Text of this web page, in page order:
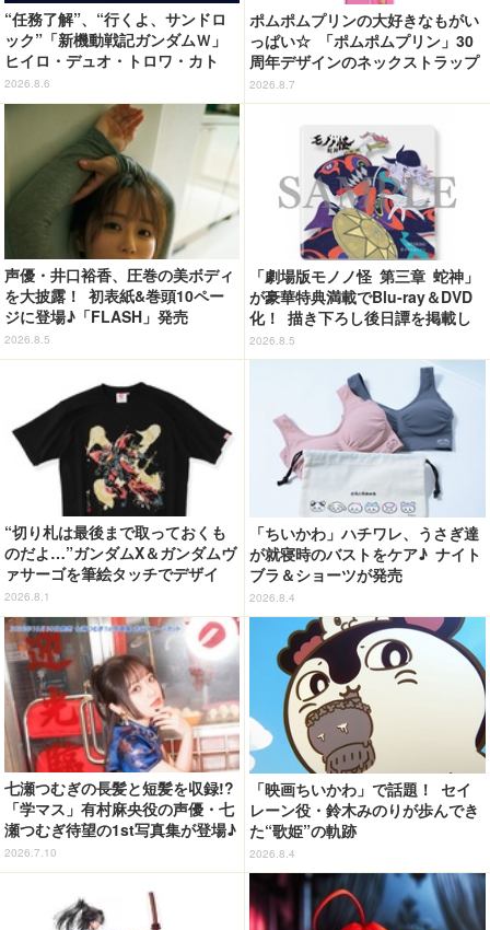
“任務了解”、“行くよ、サンドロ
ック”「新機動戦記ガンダムＷ」
ヒイロ・デュオ・トロワ・カト
ル・五飛の声がする…！ 新規録
り下ろしボイス搭載のワイヤレス
イヤホンが登場
2026.8.6
ポムポムプリンの大好きなもがい
っぱい☆ 「ポムポムプリン」30
周年デザインのネックストラップ
がカプセルトイに！ゲーム風デザ
イン全5種が登場♪
2026.8.7
声優・井口裕香、圧巻の美ボディ
を大披露！ 初表紙&巻頭10ペー
ジに登場♪「FLASH」発売
2026.8.5
「劇場版モノノ怪 第三章 蛇神」
が豪華特典満載でBlu-ray＆DVD
化！ 描き下ろし後日譚を掲載し
たブックレットなど
2026.8.5
“切り札は最後まで取っておくも
のだよ…”ガンダムX＆ガンダムヴ
ァサーゴを筆絵タッチでデザイ
ン！「ガンダムX」Tシャツ発売
2026.8.1
「ちいかわ」ハチワレ、うさぎ達
が就寝時のバストをケア♪ ナイト
ブラ＆ショーツが発売
2026.8.4
七瀬つむぎの長髪と短髪を収録!?
「学マス」有村麻央役の声優・七
瀬つむぎ待望の1st写真集が登場♪
10月30日に発売
2026.7.10
「映画ちいかわ」で話題！ セイ
レーン役・鈴木みのりが歩んでき
た“歌姫”の軌跡
2026.8.4